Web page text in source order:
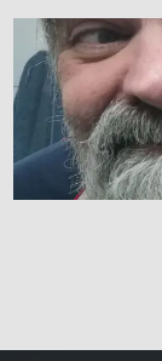
Skip
content